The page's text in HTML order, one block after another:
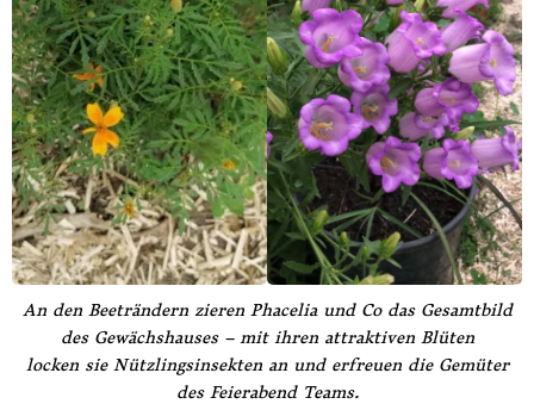
An den Beeträndern zieren Phacelia und Co das Gesamtbild
des Gewächshauses – mit ihren attraktiven Blüten
locken sie Nützlingsinsekten an und erfreuen die Gemüter
des Feierabend Teams.